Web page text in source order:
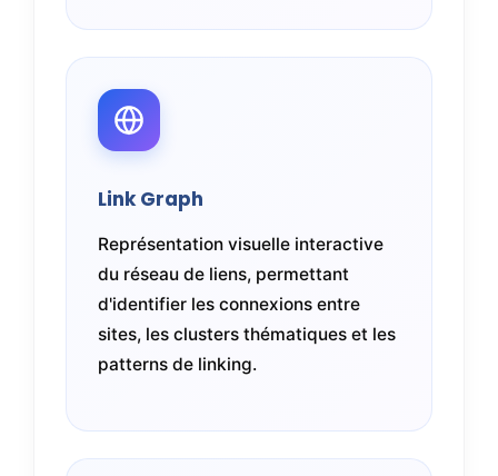
Link Graph
Représentation visuelle interactive
du réseau de liens, permettant
d'identifier les connexions entre
sites, les clusters thématiques et les
patterns de linking.